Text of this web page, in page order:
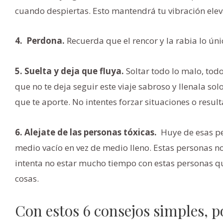
cuando despiertas. Esto mantendrá tu vibración
4. Perdona. Recuerda que el rencor y la rabia lo
5. Suelta y deja que fluya. Soltar todo lo malo,
que no te deja seguir este viaje sabroso y llenala
que te aporte. No intentes forzar situaciones o
6. Alejate de las personas tóxicas. Huye de esas
medio vacío en vez de medio lleno. Estas personas
intenta no estar mucho tiempo con estas personas
cosas.
Con estos 6 consejos simples,